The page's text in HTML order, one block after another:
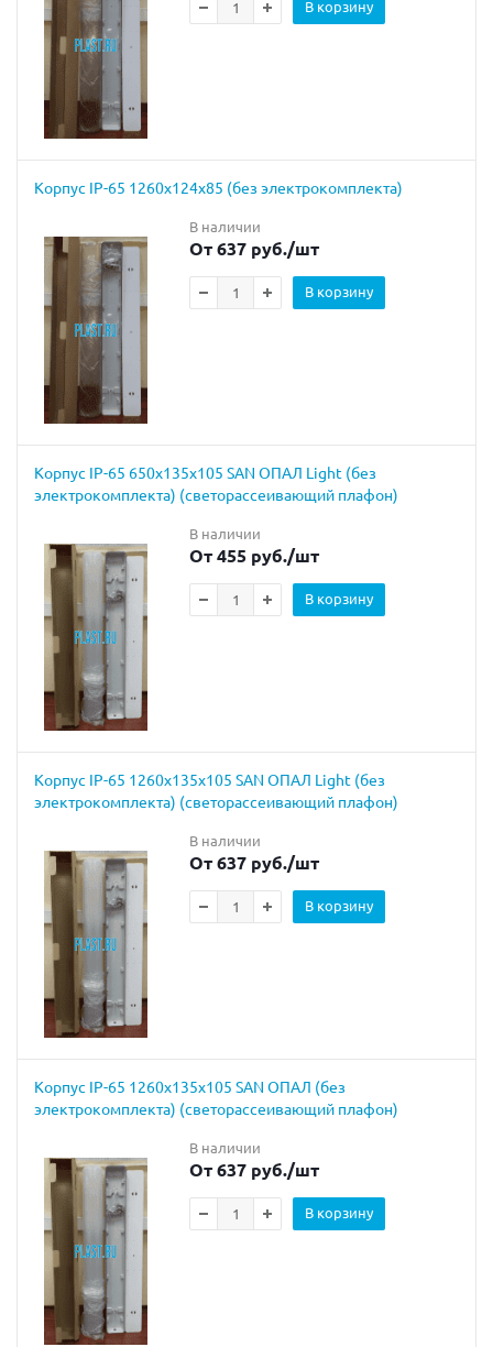
В корзину
Корпус IP-65 1260х124х85 (без электрокомплекта)
В наличии
От 637 руб./шт
В корзину
Корпус IP-65 650х135х105 SAN ОПАЛ Light (без
электрокомплекта) (светорассеивающий плафон)
В наличии
От 455 руб./шт
В корзину
Корпус IP-65 1260х135х105 SAN ОПАЛ Light (без
электрокомплекта) (светорассеивающий плафон)
В наличии
От 637 руб./шт
В корзину
Корпус IP-65 1260х135х105 SAN ОПАЛ (без
электрокомплекта) (светорассеивающий плафон)
В наличии
От 637 руб./шт
В корзину